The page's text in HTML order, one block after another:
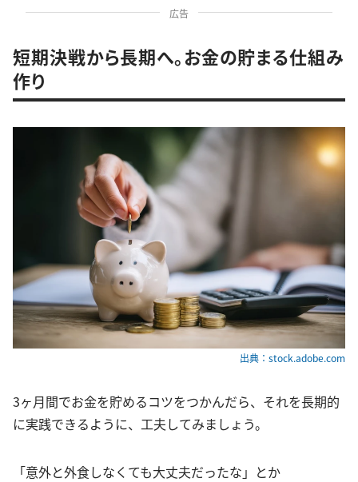
広告
短期決戦から長期へ。お金の貯まる仕組み
作り
出典：stock.adobe.com
3ヶ月間でお金を貯めるコツをつかんだら、それを長期的
に実践できるように、工夫してみましょう。
「意外と外食しなくても大丈夫だったな」とか